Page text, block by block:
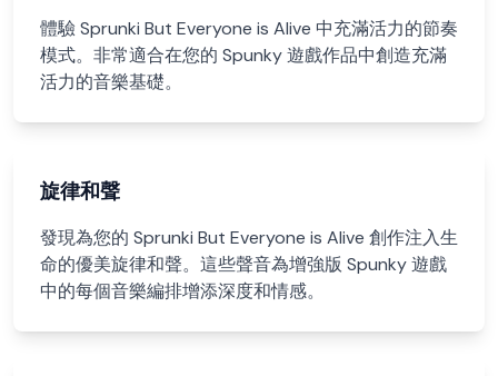
體驗 Sprunki But Everyone is Alive 中充滿活力的節奏
模式。非常適合在您的 Spunky 遊戲作品中創造充滿
活力的音樂基礎。
旋律和聲
發現為您的 Sprunki But Everyone is Alive 創作注入生
命的優美旋律和聲。這些聲音為增強版 Spunky 遊戲
中的每個音樂編排增添深度和情感。